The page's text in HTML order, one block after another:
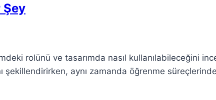
Şey
rolünü ve tasarımda nasıl kullanılabileceğini
şekillendirirken, aynı zamanda öğrenme